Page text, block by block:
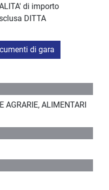
di importo
DITTA
di gara
AGRARIE, ALIMENTARI